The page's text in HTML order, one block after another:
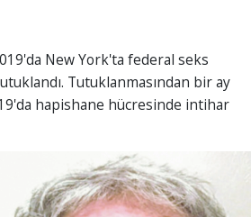
New York'ta federal seks
Tutuklanmasından bir ay
hapishane hücresinde intihar